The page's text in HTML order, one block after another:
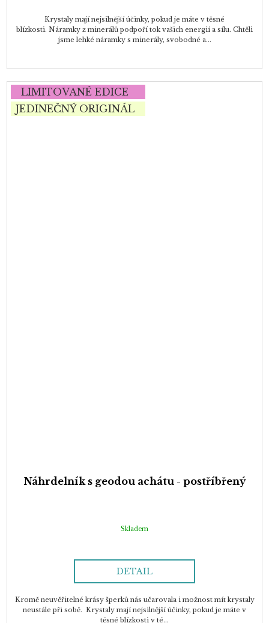
Krystaly mají nejsilnější účinky, pokud je máte v těsné
blízkosti. Náramky z minerálů podpoří tok vašich energií a sílu. Chtěli
jsme lehké náramky s minerály, svobodné a...
LIMITOVANÉ EDICE
JEDINEČNÝ ORIGINÁL
Náhrdelník s geodou achátu - postříbřený
Skladem
DETAIL
Kromě neuvěřitelné krásy šperků nás učarovala i možnost mít krystaly
neustále při sobě. Krystaly mají nejsilnější účinky, pokud je máte v
těsné blízkosti v té...